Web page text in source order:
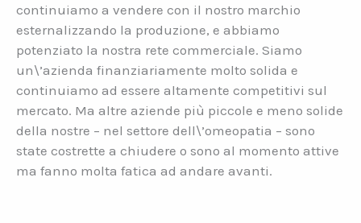
continuiamo a vendere con il nostro marchio
esternalizzando la produzione, e abbiamo
potenziato la nostra rete commerciale. Siamo
un\’azienda finanziariamente molto solida e
continuiamo ad essere altamente competitivi sul
mercato. Ma altre aziende più piccole e meno solide
della nostre – nel settore dell\’omeopatia – sono
state costrette a chiudere o sono al momento attive
ma fanno molta fatica ad andare avanti.